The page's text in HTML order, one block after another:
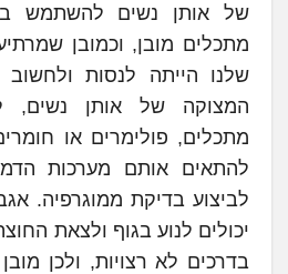
של אותן נשים להשתמש
מתכלים מובן, וכמובן
שלנו הייתה לנסות
המצוקה של אותן נשים,
מתכלים, פולימרים או
להתאים אותם מערכות
לביצוע בדיקת ממוגרפיה.
יכולים לנוע בגוף ולצאת
בדרכים לא רצויות, ולכן